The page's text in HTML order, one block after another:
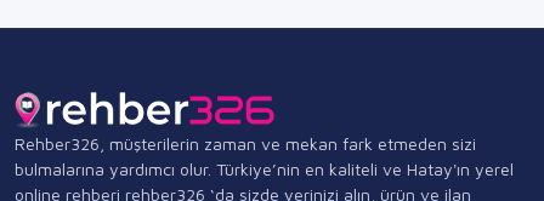
Rehber326, müşterilerin zaman ve mekan fark etmeden sizi
bulmalarına yardımcı olur. Türkiye’nin en kaliteli ve Hatay'ın yerel
online rehberi rehber326 ‘da sizde yerinizi alın, ürün ve ilan